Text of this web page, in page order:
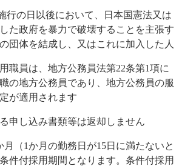
行の日以後において、 日本国憲法又は
た政府を暴力で破壊することを主張す
団体を結成し、又はこれに加入した人
職員は、地方公務員法第22条第1項に
の地方公務員であり、地方公務員の服
が適用されます
申し込み書類等は返却しません
（1か月の勤務日が15日に満たないと
件付採用期間となります。条件付採用